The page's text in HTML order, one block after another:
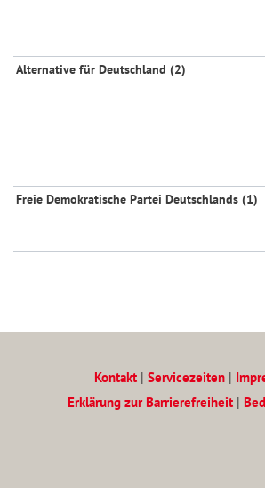
Alternative für Deutschland (2)
Freie Demokratische Partei Deutschlands (1)
Kontakt | Servicezeiten |
Erklärung zur Barrierefreiheit |